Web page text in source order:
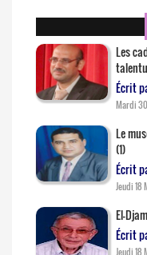
Les
Écrit
Mardi
Le
(1)
Écrit
Jeudi 18
El-
Écrit
Jeudi 18